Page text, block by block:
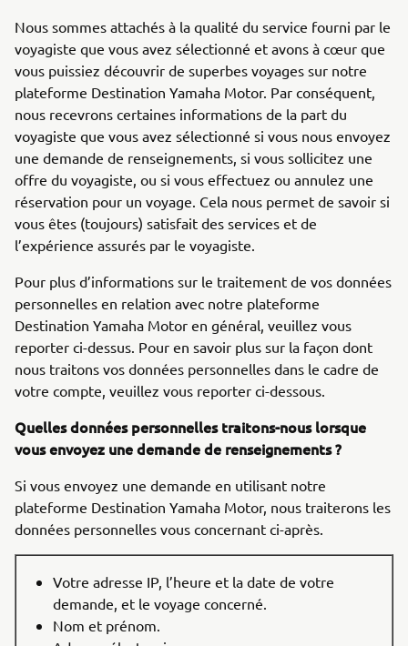
Nous sommes attachés à la qualité du service fourni par le
voyagiste que vous avez sélectionné et avons à cœur que
vous puissiez découvrir de superbes voyages sur notre
plateforme Destination Yamaha Motor. Par conséquent,
nous recevrons certaines informations de la part du
voyagiste que vous avez sélectionné si vous nous envoyez
une demande de renseignements, si vous sollicitez une
offre du voyagiste, ou si vous effectuez ou annulez une
réservation pour un voyage. Cela nous permet de savoir si
vous êtes (toujours) satisfait des services et de
l’expérience assurés par le voyagiste.
Pour plus d’informations sur le traitement de vos données
personnelles en relation avec notre plateforme
Destination Yamaha Motor en général, veuillez vous
reporter ci-dessus. Pour en savoir plus sur la façon dont
nous traitons vos données personnelles dans le cadre de
votre compte, veuillez vous reporter ci-dessous.
Quelles données personnelles traitons-nous lorsque
vous envoyez une demande de renseignements ?
Si vous envoyez une demande en utilisant notre
plateforme Destination Yamaha Motor, nous traiterons les
données personnelles vous concernant ci-après.
Votre adresse IP, l’heure et la date de votre
demande, et le voyage concerné.
Nom et prénom.